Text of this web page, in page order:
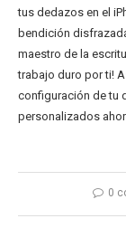
tus dedazos en el
bendición
maestro de la
trabajo duro por ti!
configuración de tu
personalizados
0